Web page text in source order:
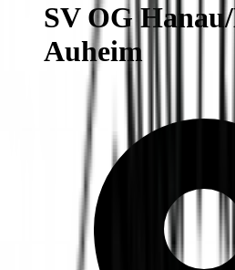
SV OG
Auheim